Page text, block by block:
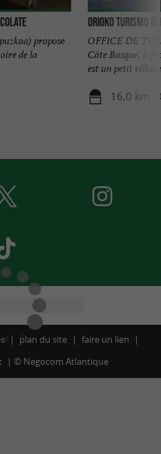
propose
de la
Orioko Turismo
OFFICE DE
Côte Basque, à
est un petit
16,0 km -
plan du site
faire un lien
© Negocom Atlantique